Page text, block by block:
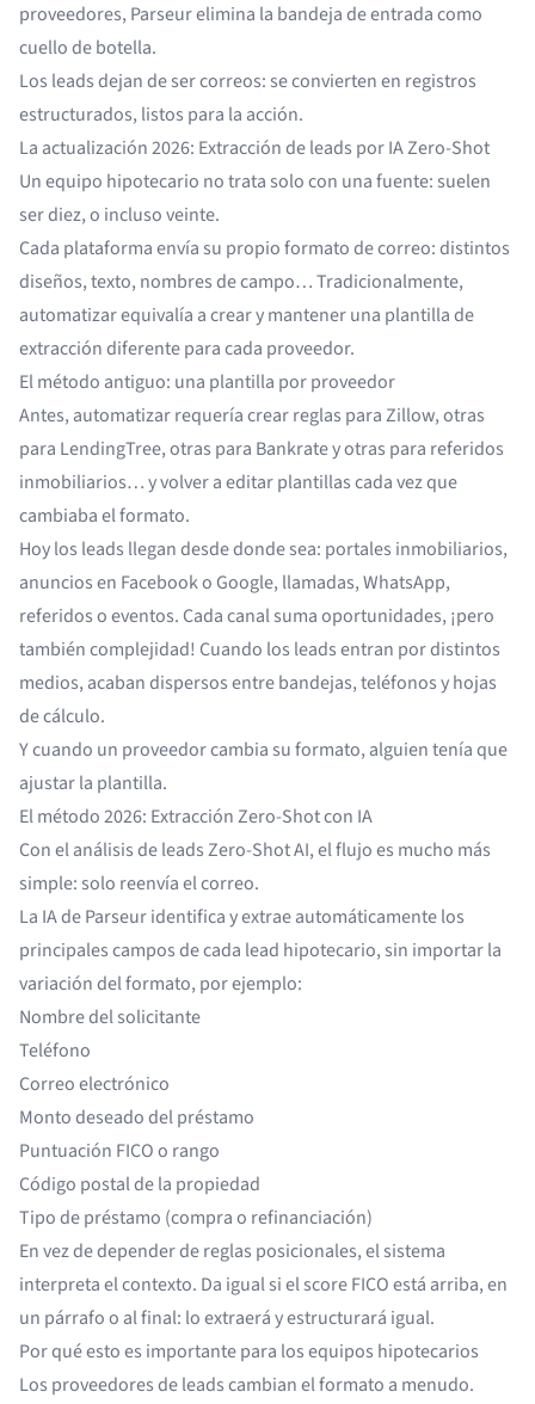
proveedores, Parseur elimina la bandeja de entrada como
cuello de botella.
Los leads dejan de ser correos: se convierten en registros
estructurados, listos para la acción.
La actualización 2026: Extracción de leads por IA Zero-Shot
Un equipo hipotecario no trata solo con una fuente: suelen
ser diez, o incluso veinte.
Cada plataforma envía su propio formato de correo: distintos
diseños, texto, nombres de campo… Tradicionalmente,
automatizar equivalía a crear y mantener una plantilla de
extracción diferente para cada proveedor.
El método antiguo: una plantilla por proveedor
Antes, automatizar requería crear reglas para Zillow, otras
para LendingTree, otras para Bankrate y otras para referidos
inmobiliarios… y volver a editar plantillas cada vez que
cambiaba el formato.
Hoy los leads llegan desde donde sea: portales inmobiliarios,
anuncios en Facebook o Google, llamadas, WhatsApp,
referidos o eventos. Cada canal suma oportunidades, ¡pero
también complejidad! Cuando los leads entran por distintos
medios, acaban dispersos entre bandejas, teléfonos y hojas
de cálculo.
Y cuando un proveedor cambia su formato, alguien tenía que
ajustar la plantilla.
El método 2026: Extracción Zero-Shot con IA
Con el análisis de leads Zero-Shot AI, el flujo es mucho más
simple: solo reenvía el correo.
La IA de Parseur identifica y extrae automáticamente los
principales campos de cada lead hipotecario, sin importar la
variación del formato, por ejemplo:
Nombre del solicitante
Teléfono
Correo electrónico
Monto deseado del préstamo
Puntuación FICO o rango
Código postal de la propiedad
Tipo de préstamo (compra o refinanciación)
En vez de depender de reglas posicionales, el sistema
interpreta el contexto. Da igual si el score FICO está arriba, en
un párrafo o al final: lo extraerá y estructurará igual.
Por qué esto es importante para los equipos hipotecarios
Los proveedores de leads cambian el formato a menudo.